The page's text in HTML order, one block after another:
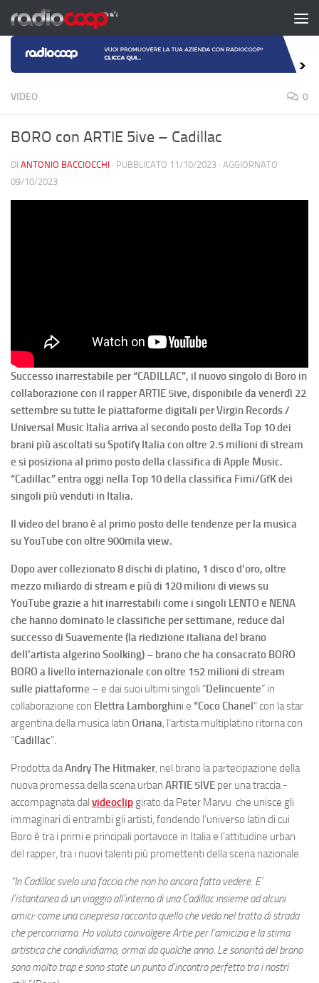
Salta al contenuto
VIDEO 0
BORO con ARTIE 5ive – Cadillac
DI ANTONIO BACCIOCCHI · PUBBLICATO 11/10/2023 · AGGIORNATO
09/10/2023
Successo inarrestabile per “CADILLAC”, il nuovo singolo di Boro in
collaborazione con il rapper ARTIE 5ive, disponibile da venerdì 22
settembre su tutte le piattaforme digitali per Virgin Records /
Universal Music Italia arriva al secondo posto della Top 10 dei
brani più ascoltati su Spotify Italia con oltre 2.5 milioni di stream
e si posiziona al primo posto della classifica di Apple Music.
“Cadillac” entra oggi nella Top 10 della classifica Fimi/GfK dei
singoli più venduti in Italia.
Il video del brano è al primo posto delle tendenze per la musica
su YouTube con oltre 900mila view.
Dopo aver collezionato 8 dischi di platino, 1 disco d’oro, oltre
mezzo miliardo di stream e più di 120 milioni di views su
YouTube grazie a hit inarrestabili come i singoli LENTO e NENA
che hanno dominato le classifiche per settimane, reduce dal
successo di Suavemente (la riedizione italiana del brano
dell’artista algerino Soolking) – brano che ha consacrato BORO
BORO a livello internazionale con oltre 152 milioni di stream
sulle piattaforme – e dai suoi ultimi singoli “Delincuente” in
collaborazione con Elettra Lamborghini e “Coco Chanel” con la star
argentina della musica latin Oriana, l’artista multiplatino ritorna con
“Cadillac”.
Prodotta daAndry The Hitmaker, nel brano la partecipazione della
nuova promessa della scena urban ARTIE 5IVE per una traccia -
accompagnata dal videoclip girato da Peter Marvu che unisce gli
immaginari di entrambi gli artisti, fondendo l’universo latin di cui
Boro è tra i primi e principali portavoce in Italia e l’attitudine urban
del rapper, tra i nuovi talenti più promettenti della scena nazionale.
“In Cadillac svelo una faccia che non ho ancora fatto vedere. E’
l’istantanea di un viaggio all’interno di una Cadillac insieme ad alcuni
amici: come una cinepresa racconto quello che vedo nel tratto di strada
che percorriamo. Ho voluto coinvolgere Artie per l’amicizia e la stima
artistica che condividiamo, ormai da qualche anno. Le sonorità del brano
sono molto trap e sono state un punto d’incontro perfetto tra i nostri